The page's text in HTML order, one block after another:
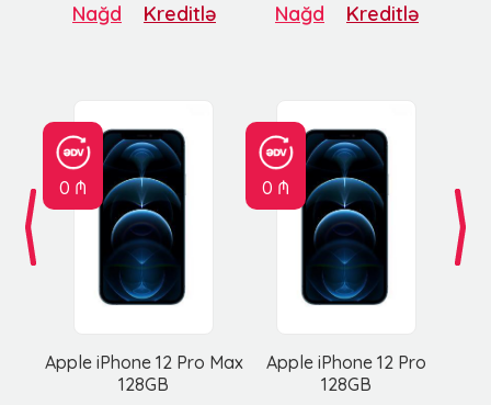
Nağd Kreditlə Nağd Kreditlə
0 ₼
Apple iPhone 12 Pro Max
128GB
0 ₼
Apple iPhone 12 Pro
128GB